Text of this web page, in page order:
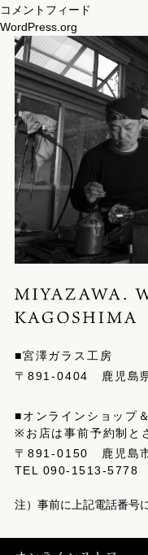
コメントフィード
WordPress.org
■宮澤ガラス工房
〒891-0404 鹿児島
■オンラインショップ
※お店は事前予約制と
〒891-0150 鹿児島
TEL 090-1513-5778
注）事前に上記電話番号